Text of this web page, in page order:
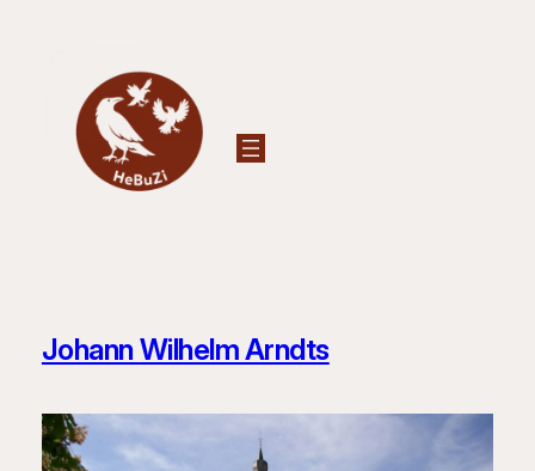
Johann Wilhelm Arndts